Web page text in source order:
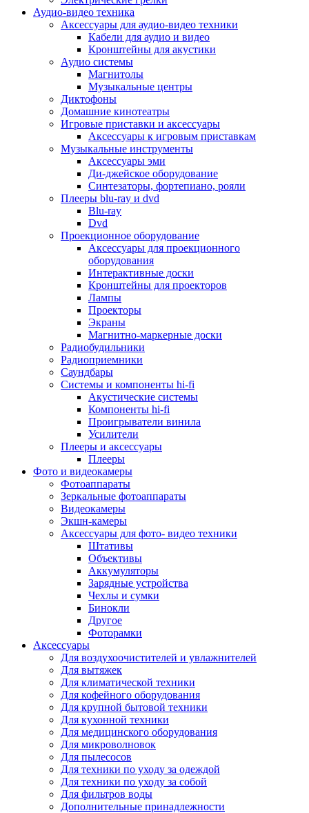
Другое
Фоторамки
Аксессуары
Для воздухоочистителей и
Для вытяжек
Для климатической техники
Для кофейного оборудования
Для крупной бытовой техники
Для кухонной техники
Для медицинского оборудования
Для микроволновок
Для пылесосов
Для техники по уходу за одеждой
Для техники по уходу за собой
Для фильтров воды
Дополнительные принадлежности
Телевизоры и аксессуары
Телевизоры
Аксессуары для телевизоров
Комплекты спутникового тв
Кронштейны и подставки для тв
Приставки smart box
Прочие аксессуары для тв
Пульты ду
Тв антенны
Цифровые тв ресиверы
Профессиональные панели
Смартфоны и планшеты
Смартфоны
Планшетные устройства
Смарт-часы
Сотовые телефоны
Планшеты для рисования
Электронные книги
Аксессуары для смартфонов и планшетов
Внешние аккумуляторы
Гарнитуры для телефонов
Держатели и подставки
Док станции
Зарядные устройства
Защитные стекла для смартфонов
Кабели и шлейфы
Моноподы
Пленки для планшетов
Прочие аксессуары для телефонов
Стилусы
Трекеры
Чехлы для планшетов
Чехлы для смартфонов
Аксессуары для смарт-часов
Аксессуары к планшетам для рисования
Офис
Принтеры лазерные
Принтеры струйные
Принтеры матричные
Мфу лазерные
Мфу струйные
Мфу светодиодные
Портативные принтеры
Принтеры для печати наклеек
Копировальные аппараты
Сканеры
Плоттеры
Ламинаторы
Аудио-видео техника
Аксессуары для аудио-видео техники
Кабели для аудио и видео
Кронштейны для акустики
Аудио системы
Магнитолы
Музыкальные центры
Диктофоны
Домашние кинотеатры
Игровые приставки и аксессуары
Аксессуары к игровым приставкам
Музыкальные инструменты
Аксессуары эми
Ди-джейское оборудование
Синтезаторы, фортепиано, рояли
Плееры blu-ray и dvd
Blu-ray
Dvd
Проекционное оборудование
Аксессуары для проекционного
оборудования
Интерактивные доски
Кронштейны для проекторов
Лампы
Проекторы
Экраны
Магнитно-маркерные доски
Радиобудильники
Радиоприемники
Саундбары
Системы и компоненты hi-fi
Акустические системы
Компоненты hi-fi
Проигрыватели винила
Усилители
Плееры и аксессуары
Плееры
Фото и видеокамеры
Фотоаппараты
Зеркальные фотоаппараты
Видеокамеры
Экшн-камеры
Аксессуары для фото- видео техники
Штативы
Объективы
Аккумуляторы
Зарядные устройства
Чехлы и сумки
Бинокли
Другое
Фоторамки
Аксессуары
Для воздухоочистителей и увлажнителей
Для вытяжек
Для климатической техники
Для кофейного оборудования
Для крупной бытовой техники
Для кухонной техники
Для медицинского оборудования
Для микроволновок
Для пылесосов
Для техники по уходу за одеждой
Для техники по уходу за собой
Для фильтров воды
Дополнительные принадлежности